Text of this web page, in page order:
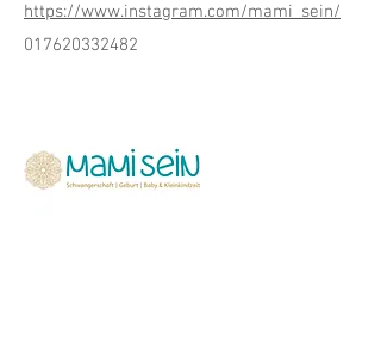
https://www.instagram.com/mami_sein/
017620332482